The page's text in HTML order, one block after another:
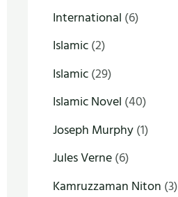
International (6)
Islamic(2)
Islamic(29)
Islamic Novel (40)
Joseph Murphy(1)
Jules Verne(6)
Kamruzzaman Niton (3)